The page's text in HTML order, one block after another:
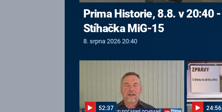
Prima Historie, 8.8. v 20:40 -
Stíhačka MiG-15
8. srpna 2026 20:40
52:37 24:56